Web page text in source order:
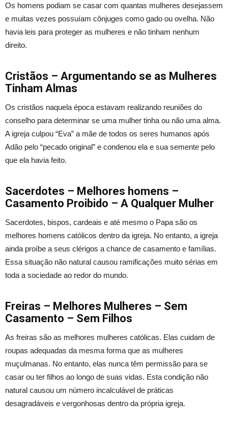
Os homens podiam se casar com quantas mulheres desejassem
e muitas vezes possuíam cônjuges como gado ou ovelha. Não
havia leis para proteger as mulheres e não tinham nenhum
direito.
Cristãos – Argumentando se as Mulheres
Tinham Almas
Os cristãos naquela época estavam realizando reuniões do
conselho para determinar se uma mulher tinha ou não uma alma.
A igreja culpou “Eva” a mãe de todos os seres humanos após
Adão pelo “pecado original” e condenou ela e sua semente pelo
que ela havia feito.
Sacerdotes – Melhores homens –
Casamento Proibido – A Qualquer Mulher
Sacerdotes, bispos, cardeais e até mesmo o Papa são os
melhores homens católicos dentro da igreja. No entanto, a igreja
ainda proíbe a seus clérigos a chance de casamento e famílias.
Essa situação não natural causou ramificações muito sérias em
toda a sociedade ao redor do mundo.
Freiras – Melhores Mulheres – Sem
Casamento – Sem Filhos
As freiras são as melhores mulheres católicas. Elas cuidam de
roupas adequadas da mesma forma que as mulheres
muçulmanas. No entanto, elas nunca têm permissão para se
casar ou ter filhos ao longo de suas vidas. Esta condição não
natural causou um número incalculável de práticas
desagradáveis ​​e vergonhosas ​​dentro da própria igreja.